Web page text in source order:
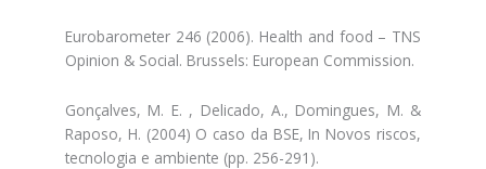
Eurobarometer 246 (2006). Health and food – TNS
Opinion & Social. Brussels: European Commission.
Gonçalves, M. E. , Delicado, A., Domingues, M. &
Raposo, H. (2004) O caso da BSE, In Novos riscos,
tecnologia e ambiente (pp. 256-291).